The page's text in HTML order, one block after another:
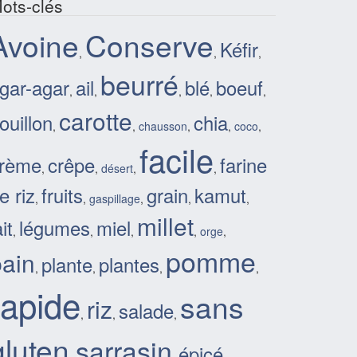
clés
, Conserve, Kéfir,
agar, ail, beurré, blé, boeuf,
, carotte, chausson, chia, coco,
, crêpe, désert, facile, farine
riz, fruits, gaspillage, grain, kamut,
, légumes, miel, millet, orge,
, plante, plantes, pomme,
, riz, salade, sans